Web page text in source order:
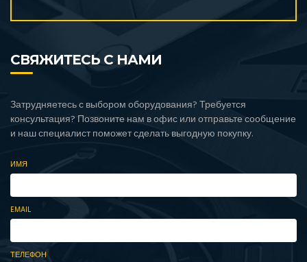
СВЯЖИТЕСЬ С НАМИ
Затрудняетесь с выбором оборудования? Требуется
консультация? Позвоните нам в офис или отправьте сообщение
и наш специалист поможет сделать выгодную покупку.
ИМЯ
EMAIL
ТЕЛЕФОН